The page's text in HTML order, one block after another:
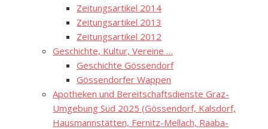
Zeitungsartikel 2014
Zeitungsartikel 2013
Zeitungsartikel 2012
Geschichte, Kultur, Vereine …
Geschichte Gössendorf
Gössendorfer Wappen
Apotheken und Bereitschaftsdienste Graz-
Umgebung Süd 2025 (Gössendorf, Kalsdorf,
Hausmannstätten, Fernitz-Mellach, Raaba-